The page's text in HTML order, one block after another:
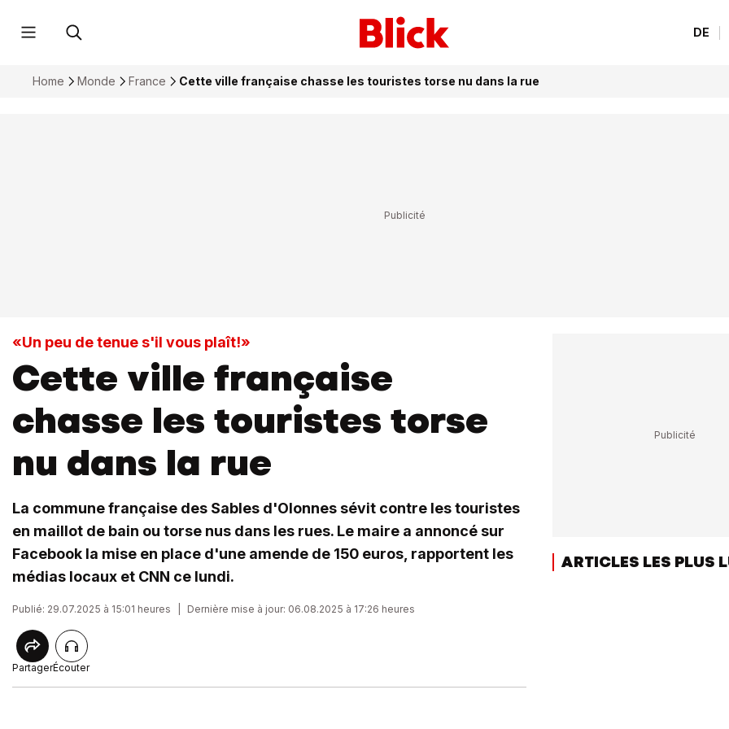
DE
Home Monde France Cette ville française chasse les touristes torse nu dans la rue
«Un peu de tenue s'il vous plaît!»
Cette ville française
chasse les touristes torse
nu dans la rue
La commune française des Sables d'Olonnes sévit contre les touristes
en maillot de bain ou torse nus dans les rues. Le maire a annoncé sur
Facebook la mise en place d'une amende de 150 euros, rapportent les
médias locaux et CNN ce lundi.
Publié: 29.07.2025 à 15:01 heures Dernière mise à jour: 06.08.2025 à 17:26 heures
PartagerÉcouter
ARTICLES LES PLUS